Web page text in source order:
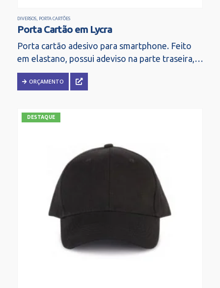
DIVERSOS, PORTA CARTÕES
Porta Cartão em Lycra
Porta cartão adesivo para smartphone. Feito
em elastano, possui adeviso na parte traseira,
basta remover para fixar. Tamanho: 5,8 x 9,3
cm.ORÇAMENTO
DESTAQUE